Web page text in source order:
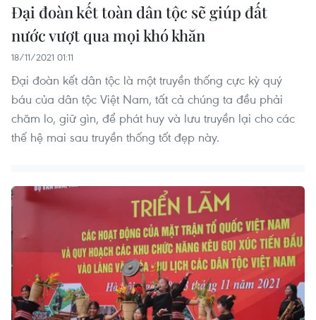
Đại đoàn kết toàn dân tộc sẽ giúp đất
nước vượt qua mọi khó khăn
18/11/2021 01:11
Đại đoàn kết dân tộc là một truyền thống cực kỳ quý
báu của dân tộc Việt Nam, tất cả chúng ta đều phải
chăm lo, giữ gìn, để phát huy và lưu truyền lại cho các
thế hệ mai sau truyền thống tốt đẹp này.